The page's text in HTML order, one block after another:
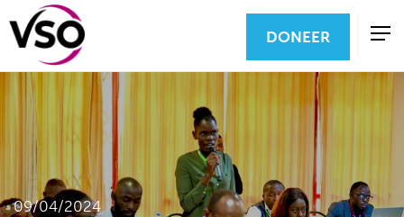
DONEER
09/04/2024